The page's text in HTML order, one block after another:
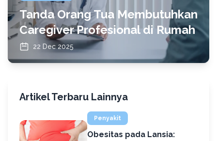
Tanda Orang Tua Membutuhkan
Caregiver Profesional di Rumah
22 Dec 2025
Artikel Terbaru Lainnya
Penyakit
Obesitas pada Lansia: